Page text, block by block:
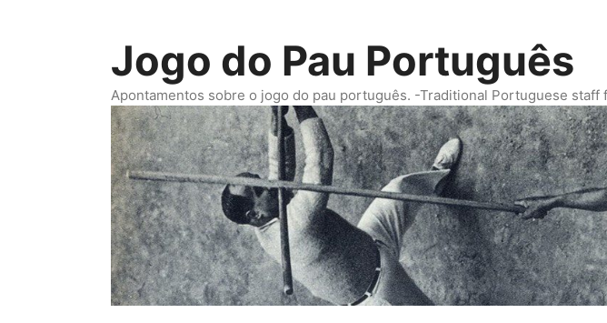
Jogo do Pau Português
Apontamentos sobre o jogo do pau português. -Traditional Portuguese staff